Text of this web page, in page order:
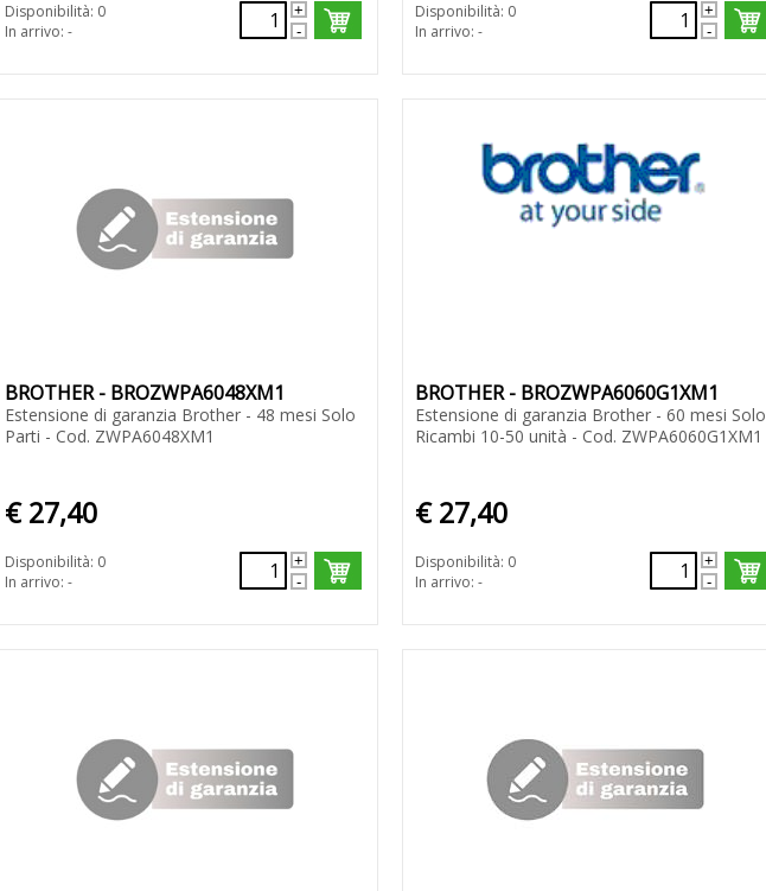
Disponibilità: 0
In arrivo: -
Disponibilità: 0
In arrivo: -
BROTHER - BROZWPA6048XM1
Estensione di garanzia Brother - 48 mesi Solo
Parti - Cod. ZWPA6048XM1
€ 27,40
Disponibilità: 0
In arrivo: -
BROTHER - BROZWPA6060G1XM1
Estensione di garanzia Brother - 60 mesi Solo
Ricambi 10-50 unità - Cod. ZWPA6060G1XM1
€ 27,40
Disponibilità: 0
In arrivo: -